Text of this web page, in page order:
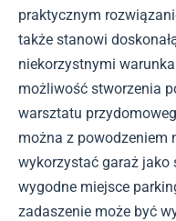
praktycznym
także stanowi
niekorzystnymi
możliwość stworzenia
warsztatu
można z powodzeniem
wykorzystać garaż jako
wygodne miejsce
zadaszenie może być